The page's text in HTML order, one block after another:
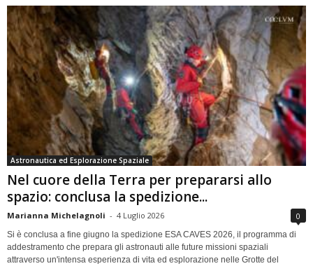
Astronautica ed Esplorazione Spaziale
Nel cuore della Terra per prepararsi allo
spazio: conclusa la spedizione...
Marianna Michelagnoli - 4 Luglio 2026 0
Si è conclusa a fine giugno la spedizione ESA CAVES 2026, il programma di
addestramento che prepara gli astronauti alle future missioni spaziali
attraverso un'intensa esperienza di vita ed esplorazione nelle Grotte del